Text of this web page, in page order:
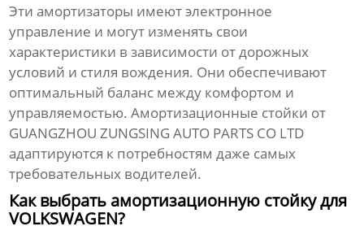
Эти амортизаторы имеют электронное
управление и могут изменять свои
характеристики в зависимости от дорожных
условий и стиля вождения. Они обеспечивают
оптимальный баланс между комфортом и
управляемостью. Амортизационные стойки от
GUANGZHOU ZUNGSING AUTO PARTS CO LTD
адаптируются к потребностям даже самых
требовательных водителей.
Как выбрать амортизационную стойку для
VOLKSWAGEN?